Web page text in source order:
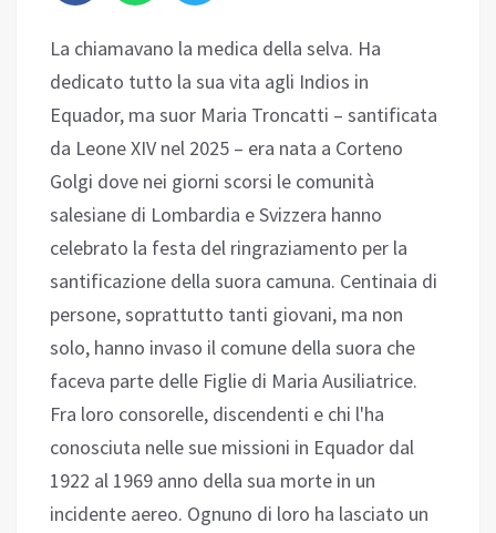
La chiamavano la medica della selva. Ha
dedicato tutto la sua vita agli Indios in
Equador, ma suor Maria Troncatti – santificata
da Leone XIV nel 2025 – era nata a Corteno
Golgi dove nei giorni scorsi le comunità
salesiane di Lombardia e Svizzera hanno
celebrato la festa del ringraziamento per la
santificazione della suora camuna. Centinaia di
persone, soprattutto tanti giovani, ma non
solo, hanno invaso il comune della suora che
faceva parte delle Figlie di Maria Ausiliatrice.
Fra loro consorelle, discendenti e chi l'ha
conosciuta nelle sue missioni in Equador dal
1922 al 1969 anno della sua morte in un
incidente aereo. Ognuno di loro ha lasciato un